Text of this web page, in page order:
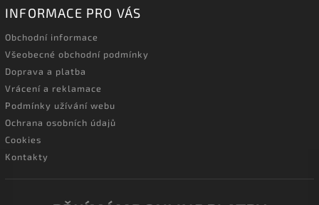
INFORMACE PRO VÁS
Obchodní informace
Všeobecné obchodní podmínky
Doprava a platba
Vrácení a reklamace
Podmínky užívání webu
Ochrana osobních údajů
Cookies
Kontakty